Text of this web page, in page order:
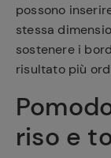
possono
stessa
sostenere i
risultato più
riso e